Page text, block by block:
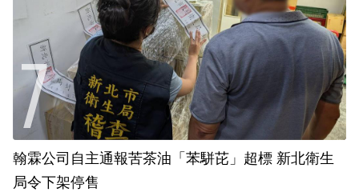
翰霖公司自主通報苦茶油「苯駢芘」超標 新北衛生
局令下架停售